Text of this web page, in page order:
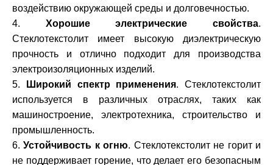
воздействию окружающей среды и долговечностью.
Хорошие электрические свойства.
Стеклотекстолит имеет высокую диэлектрическую
прочность и отлично подходит для производства
электроизоляционных изделий.
Широкий спектр применения. Стеклотекстолит
используется в различных отраслях, таких как
машиностроение, электротехника, строительство и
промышленность.
Устойчивость к огню. Стеклотекстолит не горит и
не поддерживает горение, что делает его безопасным